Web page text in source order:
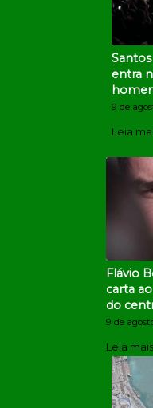
entra
9 de
Leia
Flávio
carta
do
9 de
Leia mais